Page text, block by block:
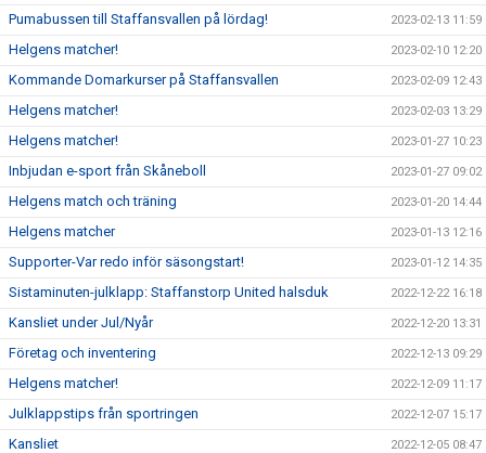
Pumabussen till Staffansvallen på lördag! 2023-02-13 11:59
Helgens matcher! 2023-02-10 12:20
Kommande Domarkurser på Staffansvallen 2023-02-09 12:43
Helgens matcher! 2023-02-03 13:29
Helgens matcher! 2023-01-27 10:23
Inbjudan e-sport från Skåneboll 2023-01-27 09:02
Helgens match och träning 2023-01-20 14:44
Helgens matcher 2023-01-13 12:16
Supporter-Var redo inför säsongstart! 2023-01-12 14:35
Sistaminuten-julklapp: Staffanstorp United halsduk 2022-12-22 16:18
Kansliet under Jul/Nyår 2022-12-20 13:31
Företag och inventering 2022-12-13 09:29
Helgens matcher! 2022-12-09 11:17
Julklappstips från sportringen 2022-12-07 15:17
Kansliet 2022-12-05 08:47